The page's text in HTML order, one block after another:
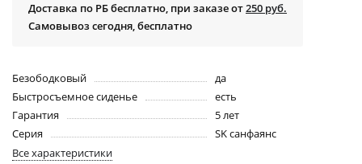
Доставка по РБ бесплатно, при заказе от250 руб.
Самовывоз сегодня, бесплатно
Безободковый
да
Быстросъемное сиденье
есть
Гарантия
5 лет
Серия
SK санфаянс
Все характеристики